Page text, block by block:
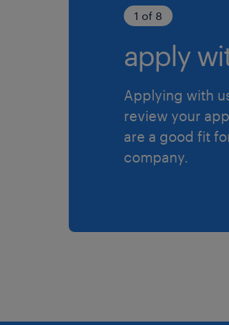
1 of 8
apply
Applying with
review your
are a good fit
company.